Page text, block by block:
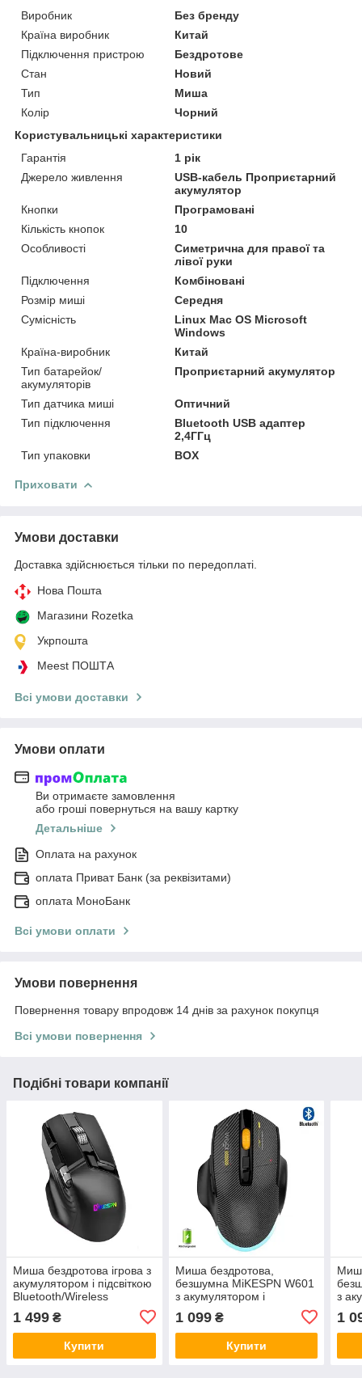
Виробник
Без бренду
Країна виробник
Китай
Підключення пристрою
Бездротове
Стан
Новий
Тип
Миша
Колір
Чорний
Користувальницькі характеристики
Гарантія
1 рік
Джерело живлення
USB-кабель Проприєтарний
акумулятор
Кнопки
Програмовані
Кількість кнопок
10
Особливості
Симетрична для правої та
лівої руки
Підключення
Комбіновані
Розмір миші
Середня
Сумісність
Linux Mac OS Microsoft
Windows
Країна-виробник
Китай
Тип батарейок/
акумуляторів
Проприєтарний акумулятор
Тип датчика миші
Оптичний
Тип підключення
Bluetooth USB адаптер
2,4ГГц
Тип упаковки
BOX
Приховати
Умови доставки
Доставка здійснюється тільки по передоплаті.
Нова Пошта
Магазини Rozetka
Укрпошта
Meest ПОШТА
Всі умови доставки
Умови оплати
Ви отримаєте замовлення
або гроші повернуться на вашу картку
Детальніше
Оплата на рахунок
оплата Приват Банк (за реквізитами)
оплата МоноБанк
Всі умови оплати
Умови повернення
Повернення товару впродовж 14 днів за рахунок покупця
Всі умови повернення
Подібні товари компанії
Миша бездротова ігрова з
акумулятором і підсвіткою
Bluetooth/Wireless
Black
1 499 ₴
Купити
Миша бездротова,
безшумна MiKESPN W601
з акумулятором і
підсвіткою 2,4G+Bluetooth
Black
1 099₴
Купити
з
1